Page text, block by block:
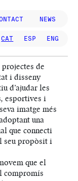
NEWS
CAT ESP ENG
projectes de
i disseny
d’ajudar les
esportives i
imatge més
una
que connecti
seu propòsit i
que el
compromís